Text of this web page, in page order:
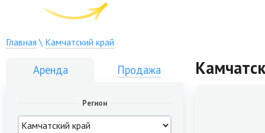
Главная \ Камчатский край
Аренда Продажа
Регион